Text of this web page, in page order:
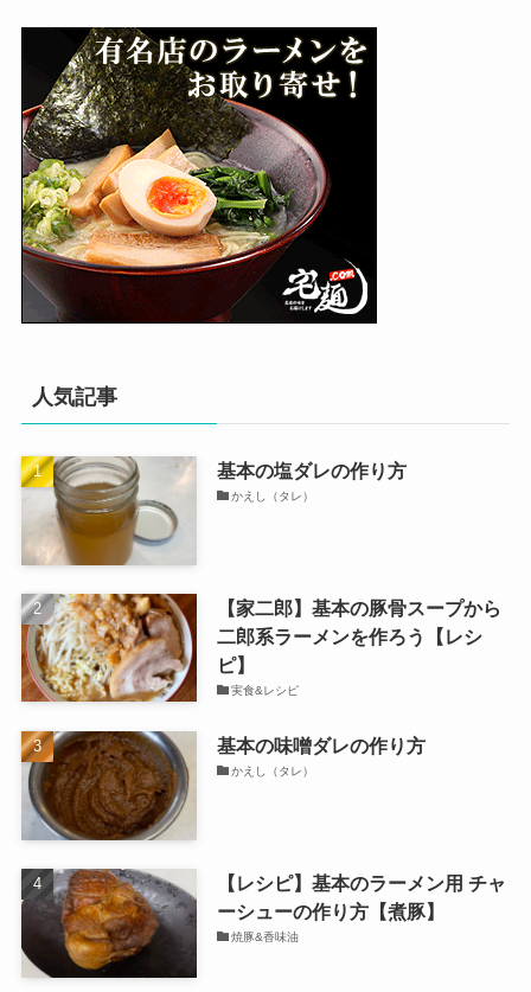
人気記事
基本の塩ダレの作り方
かえし（タレ）
【家二郎】基本の豚骨スープから
二郎系ラーメンを作ろう【レシ
ピ】
実食&レシピ
基本の味噌ダレの作り方
かえし（タレ）
【レシピ】基本のラーメン用 チャ
ーシューの作り方【煮豚】
焼豚&香味油